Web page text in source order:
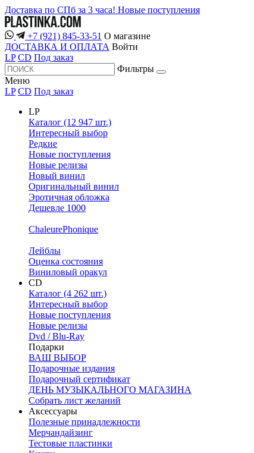
Доставка по СПб за 3 часа! Новые поступления
+7 (921) 845-33-51 О магазине
ДОСТАВКА И ОПЛАТА Войти
LP CD Под заказ
Фильтры
Меню
LP CD Под заказ
LP
Каталог (12 947 шт.)
Интересный выбор
Редкие
Новые поступления
Новые релизы
Новый винил
Оригинальный винил
Эротичная обложка
Дешевле 1000
ChaleurePhonique
Лейблы
Оценка состояния
Виниловый оракул
CD
Каталог (4 262 шт.)
Интересный выбор
Новые поступления
Новые релизы
Dvd / Blu-Ray
Подарки
ВАШ ВЫБОР
Подарочные издания
Подарочный сертификат
ДЕНЬ МУЗЫКАЛЬНОГО МАГАЗИНА
Собрать лист желаний
Аксессуары
Полезные принадлежности
Мерчандайзинг
Тестовые пластинки